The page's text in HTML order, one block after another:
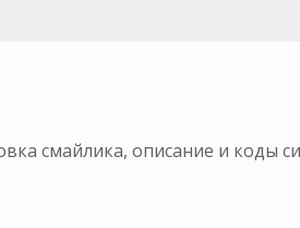
смайлика, описание и коды